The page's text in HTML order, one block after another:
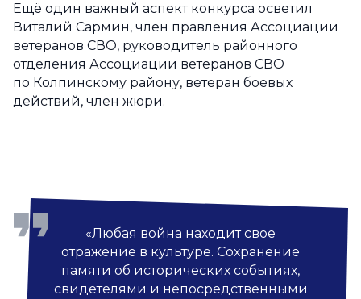
Ещё один важный аспект конкурса осветил
Виталий Сармин, член правления Ассоциации
ветеранов СВО, руководитель районного
отделения Ассоциации ветеранов СВО
по Колпинскому району, ветеран боевых
действий, член жюри.
«Любая война находит свое
отражение в культуре. Сохранение
памяти об исторических событиях,
свидетелями и непосредственными